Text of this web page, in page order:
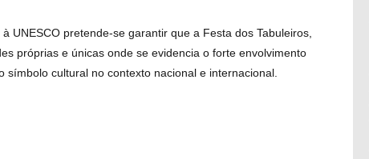
UNESCO pretende-se garantir que a Festa dos Tabuleiros,
próprias e únicas onde se evidencia o forte envolvimento
símbolo cultural no contexto nacional e internacional.